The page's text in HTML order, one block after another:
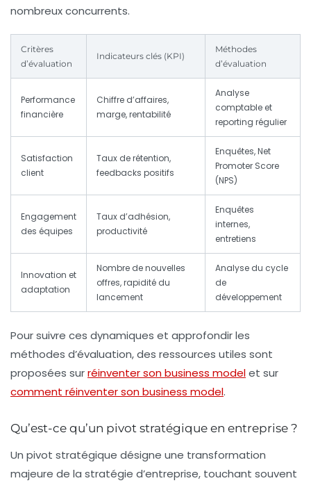
nombreux concurrents.
Critères
d’évaluation
Indicateurs clés (KPI)
Méthodes
d’évaluation
Performance
financière
Chiffre d’affaires,
marge, rentabilité
Analyse
comptable et
reporting régulier
Satisfaction
client
Taux de rétention,
feedbacks positifs
Enquêtes, Net
Promoter Score
(NPS)
Engagement
des équipes
Taux d’adhésion,
productivité
Enquêtes
internes,
entretiens
Innovation et
adaptation
Nombre de nouvelles
offres, rapidité du
lancement
Analyse du cycle
de
développement
Pour suivre ces dynamiques et approfondir les
méthodes d’évaluation, des ressources utiles sont
proposées surréinventer son business modelet sur
comment réinventer son business model.
Qu’est-ce qu’un pivot stratégique en entreprise ?
Un pivot stratégique désigne une transformation
majeure de la stratégie d’entreprise, touchant souvent